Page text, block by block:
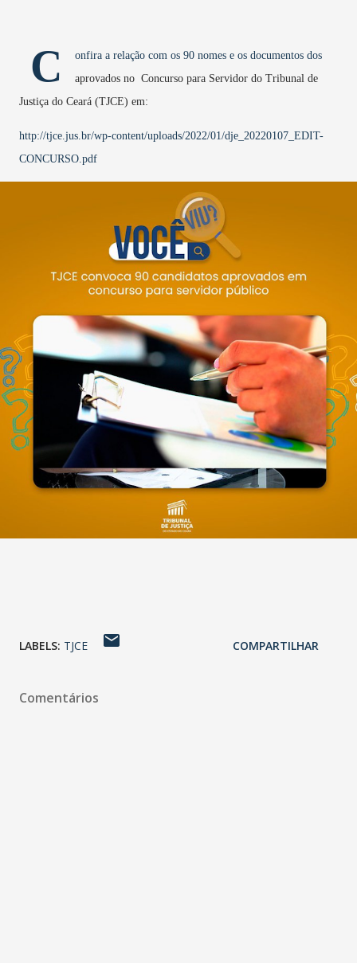
C
onfira a relação com os 90 nomes e os documentos dos
aprovados no Concurso para Servidor do Tribunal de
Justiça do Ceará (TJCE) em:
http://tjce.jus.br/wp-content/uploads/2022/01/dje_20220107_EDIT-
CONCURSO.pdf
LABELS: TJCE COMPARTILHAR
Comentários